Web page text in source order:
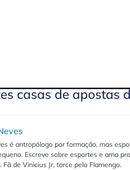
casas de apostas
é antropólogo por formação, mas
Escreve sobre esportes e ama
Fã de Vinicius Jr, torce pelo Flamengo.